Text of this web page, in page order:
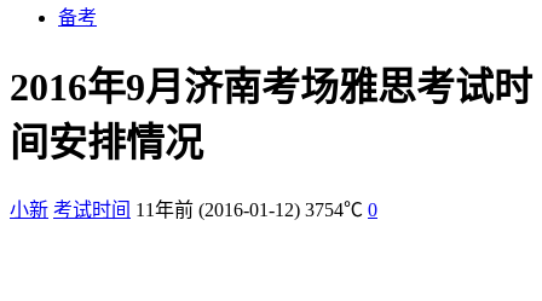
备考
2016年9月济南考场雅思考试时
间安排情况
小新 考试时间 11年前 (2016-01-12) 3754℃ 0